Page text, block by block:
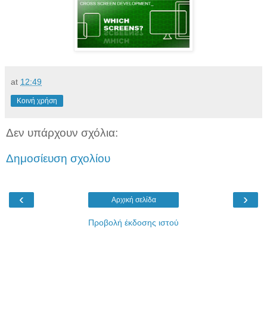
at 12:49
Κοινή χρήση
Δεν υπάρχουν σχόλια:
Δημοσίευση σχολίου
‹ ›
Αρχική σελίδα
Προβολή έκδοσης ιστού